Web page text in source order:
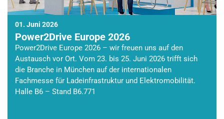
01. Juni 2026
Power2Drive Europe 2026
Power2Drive Europe 2026 – wir freuen uns auf den
Austausch vor Ort. Vom 23. bis 25. Juni 2026 trifft sich
die Branche in München auf der internationalen
Fachmesse für Ladeinfrastruktur und Elektromobilität.
Halle B6 – Stand B6.771